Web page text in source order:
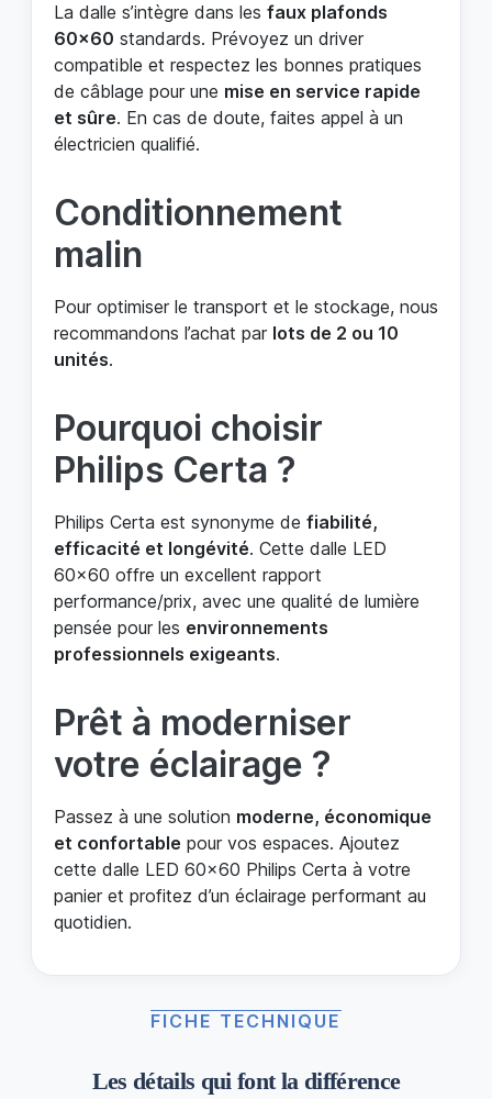
La dalle s’intègre dans les faux plafonds
60x60 standards. Prévoyez un driver
compatible et respectez les bonnes pratiques
de câblage pour une mise en service rapide
et sûre. En cas de doute, faites appel à un
électricien qualifié.
Conditionnement
malin
Pour optimiser le transport et le stockage, nous
recommandons l’achat par lots de 2 ou 10
unités.
Pourquoi choisir
Philips Certa ?
Philips Certa est synonyme de fiabilité,
efficacité et longévité. Cette dalle LED
60x60 offre un excellent rapport
performance/prix, avec une qualité de lumière
pensée pour les environnements
professionnels exigeants.
Prêt à moderniser
votre éclairage ?
Passez à une solution moderne, économique
et confortable pour vos espaces. Ajoutez
cette dalle LED 60x60 Philips Certa à votre
panier et profitez d’un éclairage performant au
quotidien.
FICHE TECHNIQUE
Les détails qui font la différence